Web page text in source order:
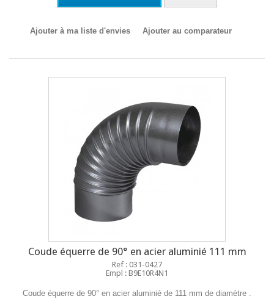
Ajouter à ma liste d'envies Ajouter au comparateur
Coude équerre de 90° en acier aluminié 111 mm
Ref : 031-0427
Empl : B9E10R4N1
Coude équerre de 90° en acier aluminié de 111 mm de diamètre .